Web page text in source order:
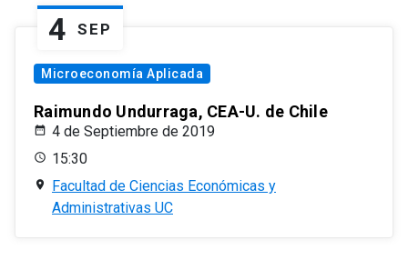
4 SEP
Microeconomía Aplicada
Raimundo Undurraga, CEA-U. de Chile
4 de Septiembre de 2019
15:30
Facultad de Ciencias Económicas y
Administrativas UC